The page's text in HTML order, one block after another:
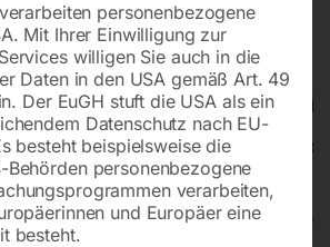
personenbezogene
Mit Ihrer Einwilligung zur
willigen Sie auch in die
Daten in den USA gemäß Art. 49
Der EuGH stuft die USA als ein
Datenschutz nach EU-
besteht beispielsweise die
Behörden personenbezogene
verarbeiten,
und Europäer eine
besteht.